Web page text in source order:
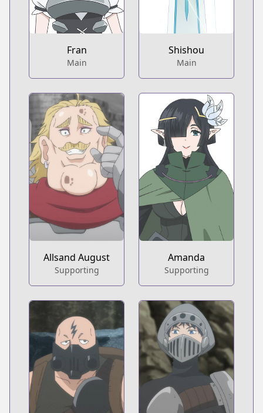
Fran
Main
Shishou
Main
Allsand August
Supporting
Amanda
Supporting